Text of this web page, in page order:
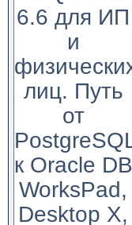
6.6 для ИП
и
физических
лиц. Путь
от
PostgreSQL
к Oracle DB
WorksPad,
Desktop X,